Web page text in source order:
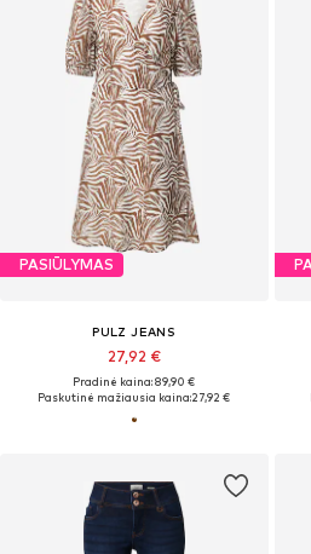
PASIŪLYMAS
PULZ JEANS
27,92 €
Pradinė kaina: 89,90 €
Paskutinė mažiausia kaina:27,92 €